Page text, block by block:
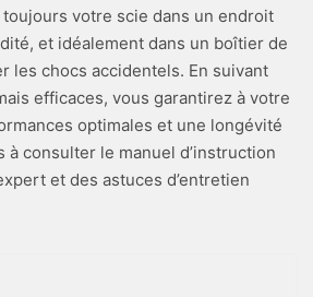
votre scie dans un endroit
et idéalement dans un boîtier de
les chocs accidentels. En suivant
efficaces, vous garantirez à votre
optimales et une longévité
à consulter le manuel d’instruction
et des astuces d’entretien